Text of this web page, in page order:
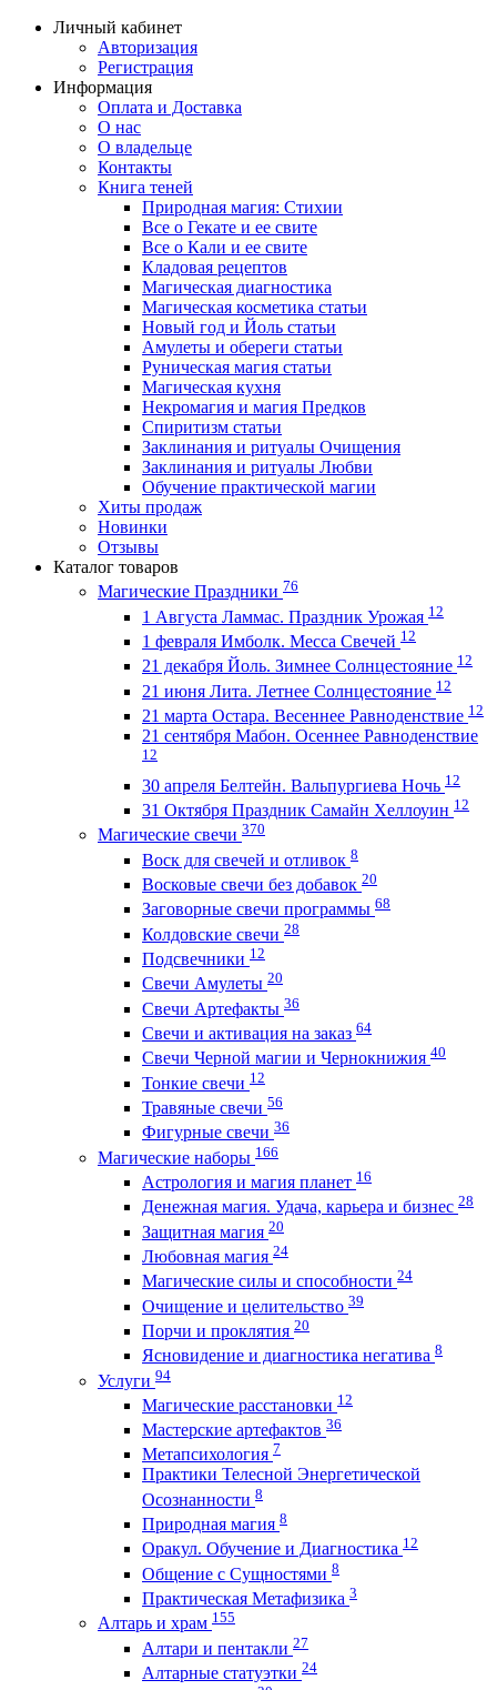
Личный кабинет
Авторизация
Регистрация
Информация
Оплата и Доставка
О нас
О владельце
Контакты
Книга теней
Природная магия: Стихии
Все о Гекате и ее свите
Все о Кали и ее свите
Кладовая рецептов
Магическая диагностика
Магическая косметика статьи
Новый год и Йоль статьи
Амулеты и обереги статьи
Руническая магия статьи
Магическая кухня
Некромагия и магия Предков
Спиритизм статьи
Заклинания и ритуалы Очищения
Заклинания и ритуалы Любви
Обучение практической магии
Хиты продаж
Новинки
Отзывы
Каталог товаров
Магические Праздники 76
1 Августа Ламмас. Праздник Урожая 12
1 февраля Имболк. Месса Свечей 12
21 декабря Йоль. Зимнее Солнцестояние 12
21 июня Лита. Летнее Солнцестояние 12
21 марта Остара. Весеннее Равноденствие 12
21 сентября Мабон. Осеннее Равноденствие
12
30 апреля Белтейн. Вальпургиева Ночь 12
31 Октября Праздник Самайн Хеллоуин 12
Магические свечи 370
Воск для свечей и отливок 8
Восковые свечи без добавок 20
Заговорные свечи программы 68
Колдовские свечи 28
Подсвечники 12
Свечи Амулеты 20
Свечи Артефакты 36
Свечи и активация на заказ 64
Свечи Черной магии и Чернокнижия 40
Тонкие свечи 12
Травяные свечи 56
Фигурные свечи 36
Магические наборы 166
Астрология и магия планет 16
Денежная магия. Удача, карьера и бизнес 28
Защитная магия 20
Любовная магия 24
Магические силы и способности 24
Очищение и целительство 39
Порчи и проклятия 20
Ясновидение и диагностика негатива 8
Услуги 94
Магические расстановки 12
Мастерские артефактов 36
Метапсихология 7
Практики Телесной Энергетической
Осознанности 8
Природная магия 8
Оракул. Обучение и Диагностика 12
Общение с Сущностями 8
Практическая Метафизика 3
Алтарь и храм 155
Алтари и пентакли 27
Алтарные статуэтки 24